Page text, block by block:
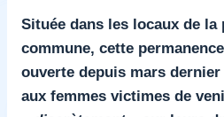
Située dans les locaux de la
commune, cette
ouverte depuis mars
aux femmes victimes de